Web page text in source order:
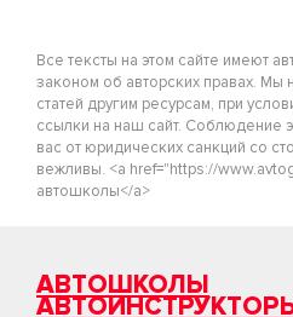
Все тексты на этом сайте имеют
законом об авторских правах. Мы
статей другим ресурсам, при
ссылки на наш сайт. Соблюдение
вас от юридических санкций со
вежливы. <a href="https://
автошколы</a>
АВТОШКОЛЫ